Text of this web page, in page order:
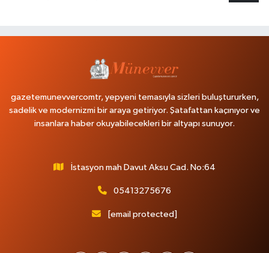
gazetemunevvercomtr, yepyeni temasıyla sizleri buluştururken,
sadelik ve modernizmi bir araya getiriyor. Şatafattan kaçınıyor ve
insanlara haber okuyabilecekleri bir altyapı sunuyor.
İstasyon mah Davut Aksu Cad. No:64
05413275676
[email protected]